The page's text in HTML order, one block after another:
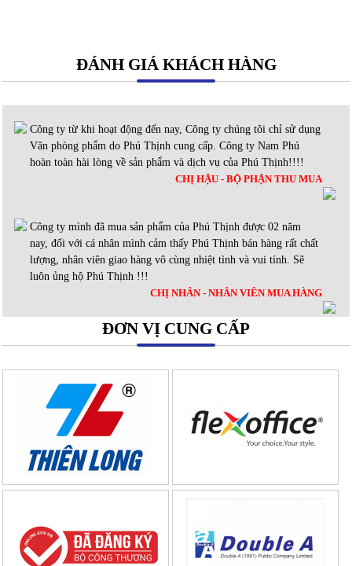
ĐÁNH GIÁ KHÁCH HÀNG
Công ty từ khi hoạt động đến nay, Công ty chúng tôi chỉ sử dụng
Văn phòng phẩm do Phú Thịnh cung cấp. Công ty Nam Phú
hoàn toàn hài lòng về sản phẩm và dịch vụ của Phú Thịnh!!!!
CHỊ HẬU - BỘ PHẬN THU MUA
Công ty mình đã mua sản phẩm của Phú Thịnh được 02 năm
nay, đối với cá nhân mình cảm thấy Phú Thịnh bán hàng rất chất
lượng, nhân viên giao hàng vô cùng nhiệt tình và vui tính. Sẽ
luôn ủng hộ Phú Thịnh !!!
CHỊ NHÂN - NHÂN VIÊN MUA HÀNG
ĐƠN VỊ CUNG CẤP